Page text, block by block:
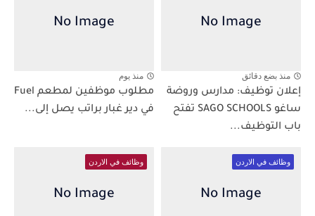
منذ بضع دقائق
إعلان توظيف: مدارس وروضة
ساغو SAGO SCHOOLS تفتح
باب التوظيف...
منذ يوم
مطلوب موظفين لمطعم Fuel
في دير غبار براتب يصل إلى...
وظائف في الاردن وظائف في الاردن